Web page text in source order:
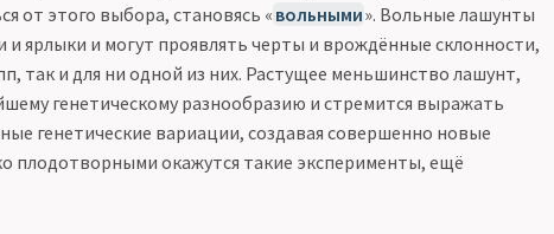
от этого выбора, становясь «вольными». Вольные лашунты
ярлыки и могут проявлять черты и врождённые склонности,
так и для ни одной из них. Растущее меньшинство лашунт,
генетическому разнообразию и стремится выражать
генетические вариации, создавая совершенно новые
плодотворными окажутся такие эксперименты, ещё